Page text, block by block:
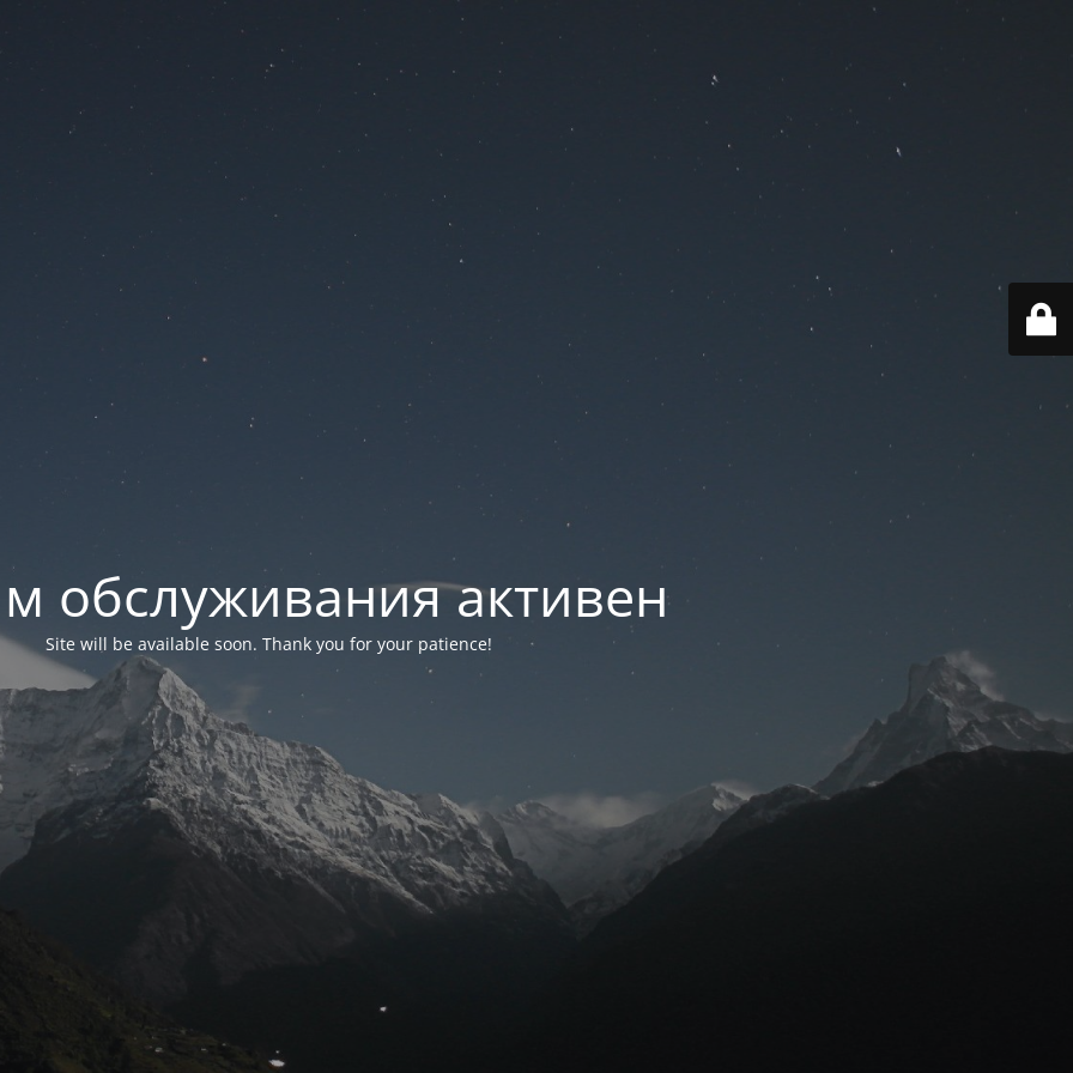
обслуживания активен
Site will be available soon. Thank you for your patience!